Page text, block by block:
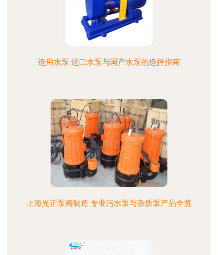
选用水泵 进口水泵与国产水泵的选择指南
上海光正泵阀制造 专业污水泵与杂质泵产品全览